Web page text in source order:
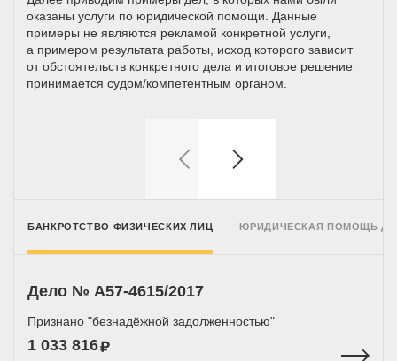
оказаны услуги по юридической помощи. Данные
примеры не являются рекламой конкретной услуги,
а примером результата работы, исход которого зависит
от обстоятельств конкретного дела и итоговое решение
принимается судом/компетентным органом.
БАНКРОТСТВО ФИЗИЧЕСКИХ ЛИЦ ЮРИДИЧЕСКАЯ ПОМОЩЬ
Дело № A57-4615/2017
Признано "безнадёжной задолженностью"
1 033 816